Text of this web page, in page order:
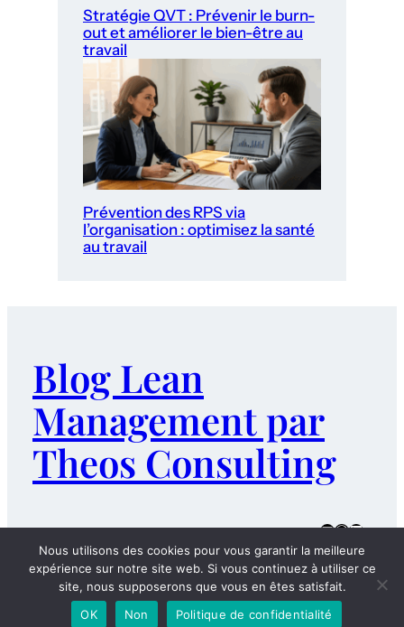
Stratégie QVT : Prévenir le burn-
out et améliorer le bien-être au
travail
Prévention des RPS via
l’organisation : optimisez la santé
au travail
Blog Lean
Management par
Theos Consulting
E-mail
MENTIONS LÉGALESPOLITIQUE DE CONFIDENTIALITÉ
Designed par Theos Consulting_ Copyright_2025
Nous utilisons des cookies pour vous garantir la meilleure
expérience sur notre site web. Si vous continuez à utiliser ce
site, nous supposerons que vous en êtes satisfait.
OK
Non Politique de confidentialité